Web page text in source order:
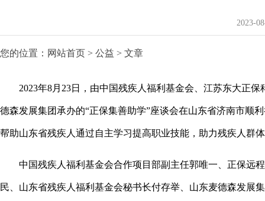
2023-
您的位置： 网站首页 > 公益 > 文章
2023年8月23日，由中国残疾人福利基金会、江苏东大正
德森发展集团承办的“正保集善助学”座谈会在山东省济南市顺
帮助山东省残疾人通过自主学习提高职业技能，助力残疾人群
中国残疾人福利基金会合作项目部副主任郭唯一、正保远
民、山东省残疾人福利基金会秘书长付存举、山东麦德森发展